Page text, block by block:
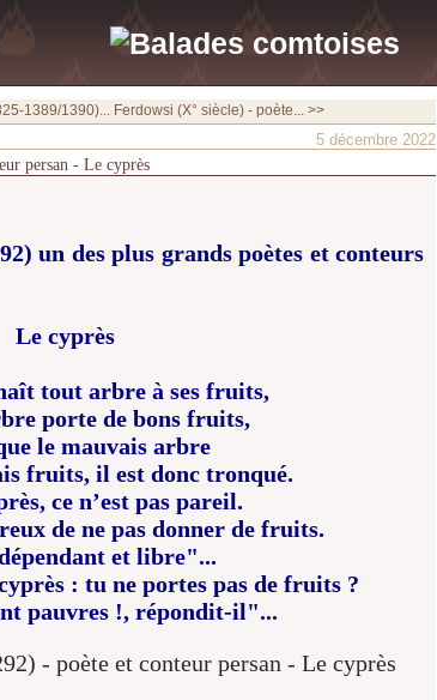
1389/1390)... Ferdowsi (X° siècle) - poète... >>
5 décembre 2022
persan - Le cyprès
un des plus grands poètes et conteurs
Le cyprès
tout arbre à ses fruits,
porte de bons fruits,
le mauvais arbre
fruits, il est donc tronqué.
ce n’est pas pareil.
de ne pas donner de fruits.
et libre"...
: tu ne portes pas de fruits ?
pauvres !, répondit-il"...